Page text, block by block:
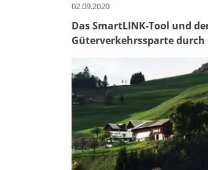
02.09.2020
Das SmartLINK-Tool und
Güterverkehrssparte durch